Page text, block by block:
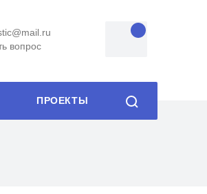
вопрос
ПРОЕКТЫ